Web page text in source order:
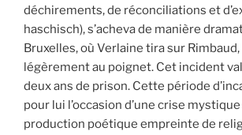
déchirements, de réconciliations et
haschisch), s’acheva de manière
Bruxelles, où Verlaine tira sur
légèrement au poignet. Cet incident
deux ans de prison. Cette période
pour lui l’occasion d’une crise mystique
production poétique empreinte de